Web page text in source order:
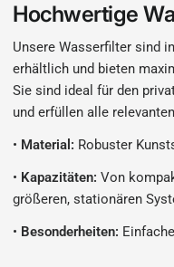
Hochwertige
Unsere Wasserfilter sind
erhältlich und bieten
Sie sind ideal für den
und erfüllen alle
• Material: Robuster
• Kapazitäten: Von
größeren, stationären
• Besonderheiten: